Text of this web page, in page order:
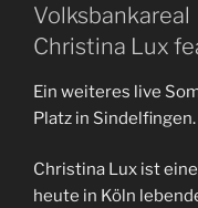
Volksbankareal
Christina Lux
Ein weiteres live
Platz in Sindelfingen.
Christina Lux ist
heute in Köln